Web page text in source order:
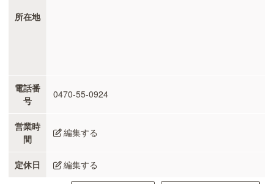
所在地
電話番
号
0470-55-0924
営業時
間
編集する
定休日 編集する